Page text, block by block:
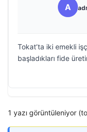
A
Tokat’ta iki emekli
başladıkları fide
1 yazı görüntüleniyor